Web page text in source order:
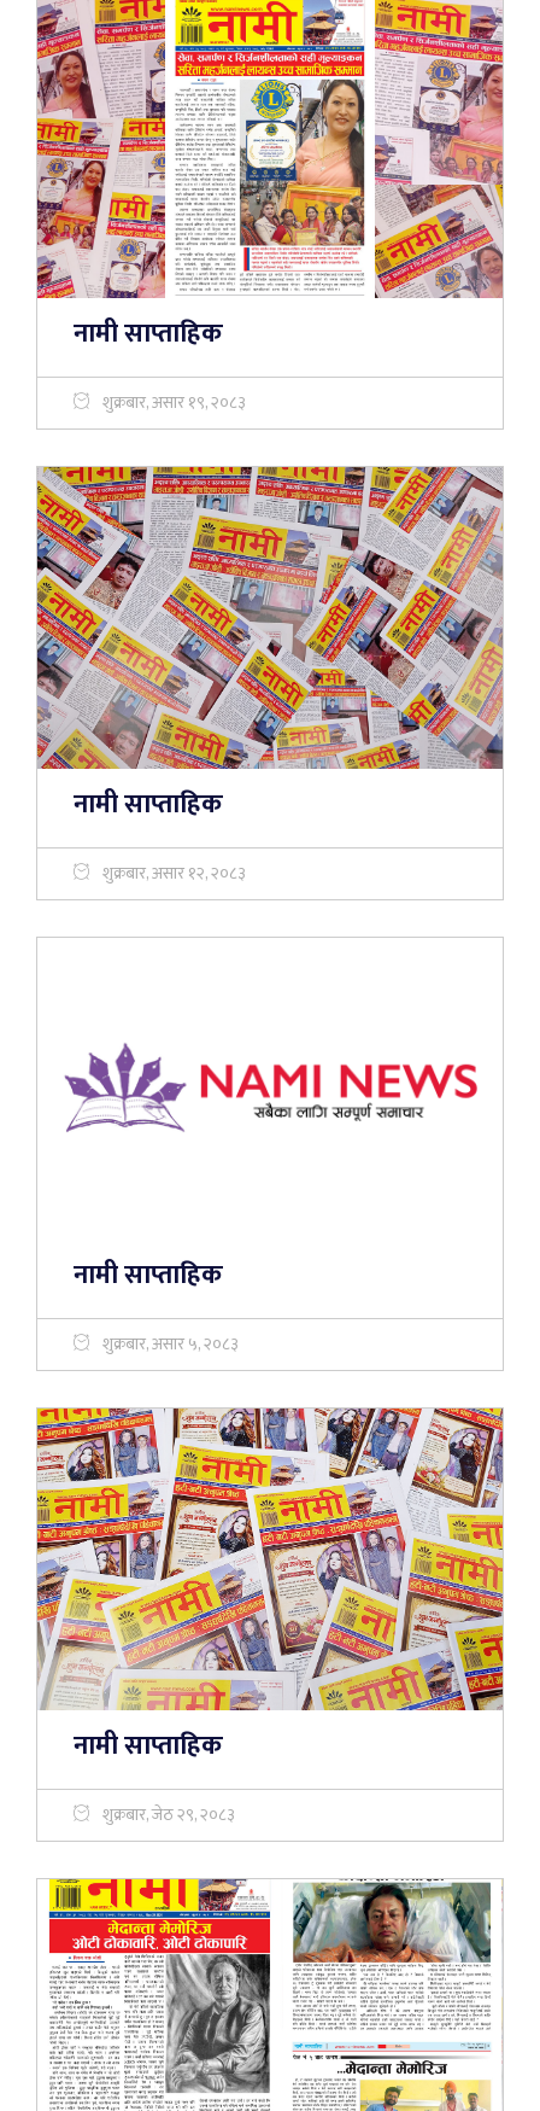
नामी साप्ताहिक
शुक्रबार, असार १९, २०८३
नामी साप्ताहिक
शुक्रबार, असार १२, २०८३
नामी साप्ताहिक
शुक्रबार, असार ५, २०८३
नामी साप्ताहिक
शुक्रबार, जेठ २९, २०८३